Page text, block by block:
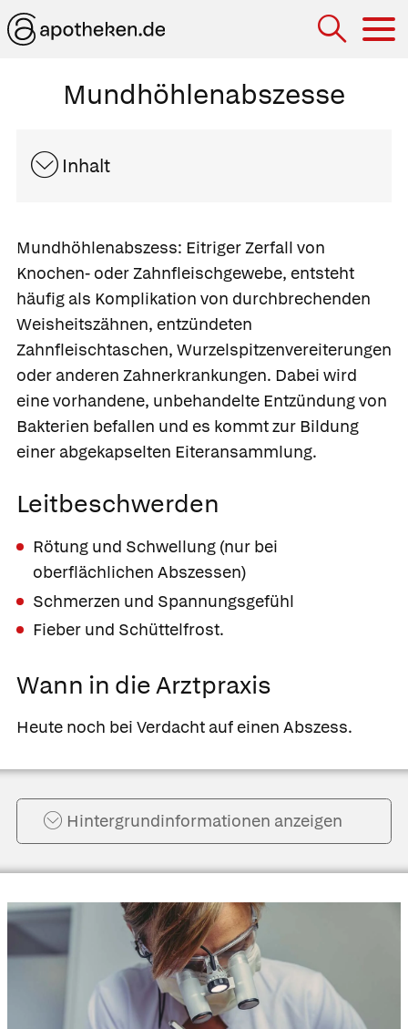
Mundhöhlenabszesse
Inhalt
Mundhöhlenabszess: Eitriger Zerfall von
Knochen- oder Zahnfleischgewebe, entsteht
häufig als Komplikation von durchbrechenden
Weisheitszähnen, entzündeten
Zahnfleischtaschen, Wurzelspitzenvereiterungen
oder anderen Zahnerkrankungen. Dabei wird
eine vorhandene, unbehandelte Entzündung von
Bakterien befallen und es kommt zur Bildung
einer abgekapselten Eiteransammlung.
Leitbeschwerden
Rötung und Schwellung (nur bei
oberflächlichen Abszessen)
Schmerzen und Spannungsgefühl
Fieber und Schüttelfrost.
Wann in die Arztpraxis
Heute noch bei Verdacht auf einen Abszess.
Hintergrund­informationen anzeigen